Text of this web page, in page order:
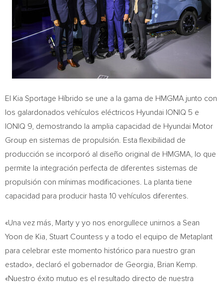
El Kia Sportage Híbrido se une a la gama de HMGMA junto con
los galardonados vehículos eléctricos Hyundai IONIQ 5 e
IONIQ 9, demostrando la amplia capacidad de Hyundai Motor
Group en sistemas de propulsión. Esta flexibilidad de
producción se incorporó al diseño original de HMGMA, lo que
permite la integración perfecta de diferentes sistemas de
propulsión con mínimas modificaciones. La planta tiene
capacidad para producir hasta 10 vehículos diferentes.
«Una vez más, Marty y yo nos enorgullece unirnos a Sean
Yoon de Kia, Stuart Countess y a todo el equipo de Metaplant
para celebrar este momento histórico para nuestro gran
estado», declaró el gobernador de Georgia, Brian Kemp.
«Nuestro éxito mutuo es el resultado directo de nuestra